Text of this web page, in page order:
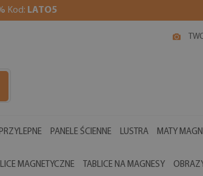
Kod: LATO5
PANELE ŚCIENNE LUSTRA MATY
MAGNETYCZNE TABLICE NA MAGNESY